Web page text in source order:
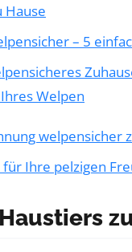
Hause
– 5
Welpen
welpensicher
Ihre pelzigen